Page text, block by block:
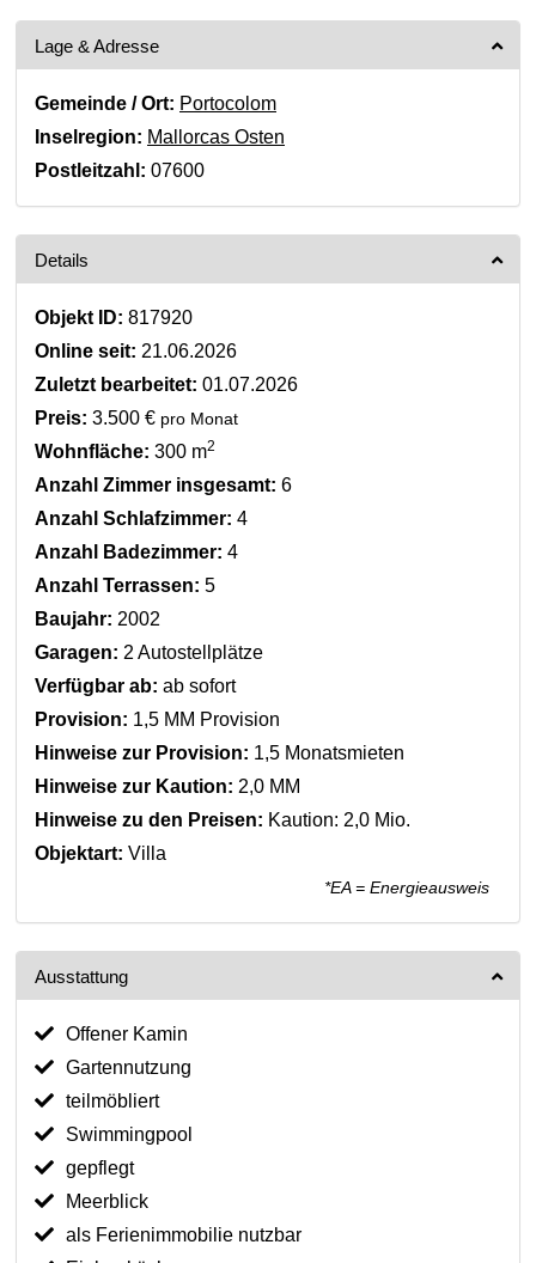
Lage & Adresse
Gemeinde / Ort: Portocolom
Inselregion: Mallorcas Osten
Postleitzahl: 07600
Details
Objekt ID: 817920
Online seit: 21.06.2026
Zuletzt bearbeitet: 01.07.2026
Preis: 3.500 € pro Monat
Wohnfläche: 300 m2
Anzahl Zimmer insgesamt: 6
Anzahl Schlafzimmer: 4
Anzahl Badezimmer: 4
Anzahl Terrassen: 5
Baujahr: 2002
Garagen: 2 Autostellplätze
Verfügbar ab: ab sofort
Provision: 1,5 MM Provision
Hinweise zur Provision: 1,5 Monatsmieten
Hinweise zur Kaution: 2,0 MM
Hinweise zu den Preisen: Kaution: 2,0 Mio.
Objektart: Villa
*EA = Energieausweis
Ausstattung
Offener Kamin
Gartennutzung
teilmöbliert
Swimmingpool
gepflegt
Meerblick
als Ferienimmobilie nutzbar